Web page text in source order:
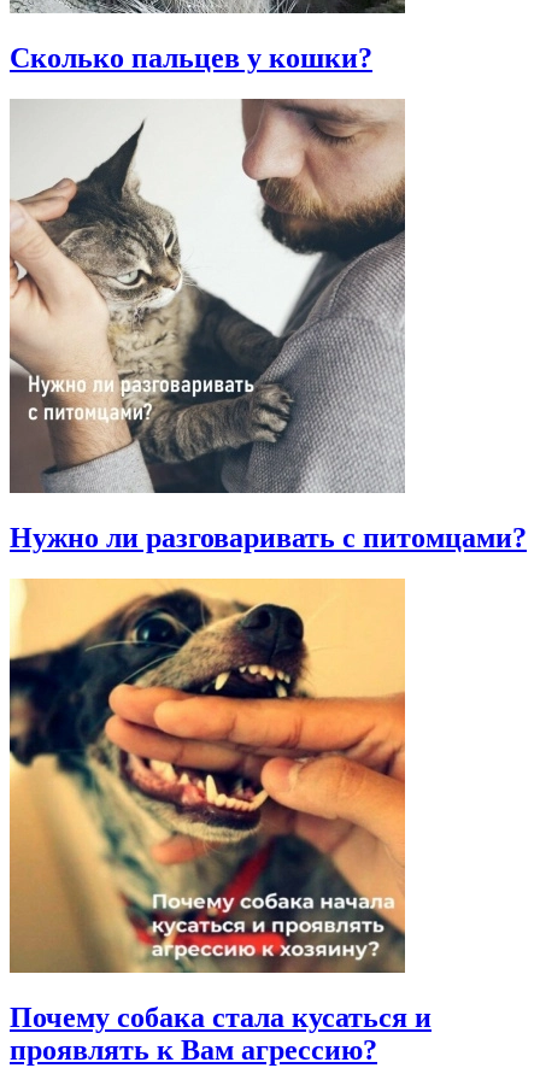
Сколько пальцев у кошки?
Нужно ли разговаривать с питомцами?
Почему собака стала кусаться и
проявлять к Вам агрессию?